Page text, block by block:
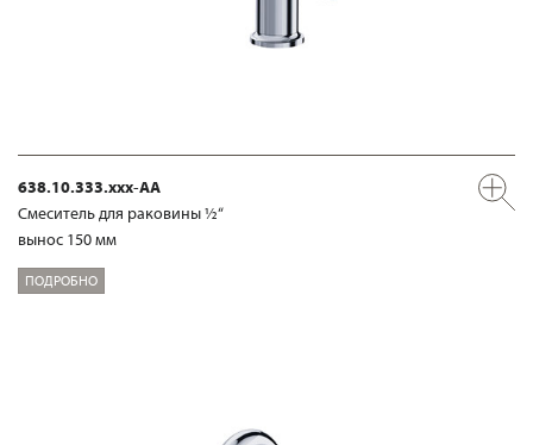
638.10.333.xxx-AA
Смеситель для раковины ½“
вынос 150 мм
ПОДРОБНО